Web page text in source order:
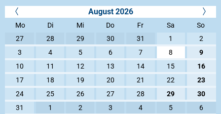
August 2026
Mo Di Mi Do Fr Sa
So
27
28 29 30 31 1
2
3
4 5 6 7 8
9
10
11 12 13 14 15
16
17
18 19 20 21 22
23
24
25 26 27 28 29
30
31
1 2 3 4 5 6